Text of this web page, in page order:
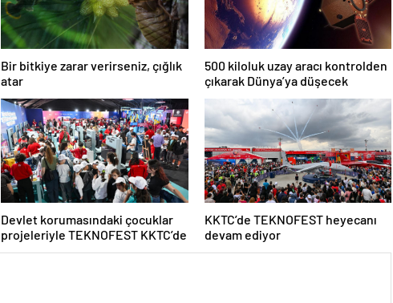
Bir bitkiye zarar verirseniz, çığlık
atar
500 kiloluk uzay aracı kontrolden
çıkarak Dünya’ya düşecek
Devlet korumasındaki çocuklar
projeleriyle TEKNOFEST KKTC’de
KKTC’de TEKNOFEST heyecanı
devam ediyor